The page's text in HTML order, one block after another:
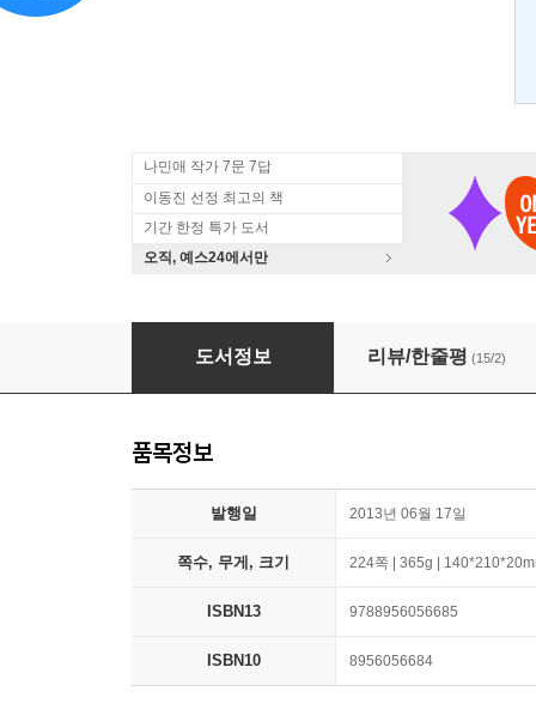
나민애 작가 7문 7답
이동진 선정 최고의 책
기간 한정 특가 도서
오직, 예스24에서만
가능성의 발견
도서정보 리뷰/한줄평 (15/2)
품목정보
발행일 2013년 06월 17일
쪽수, 무게, 크기 224쪽 | 365g |
ISBN13 9788956056685
ISBN10 8956056684